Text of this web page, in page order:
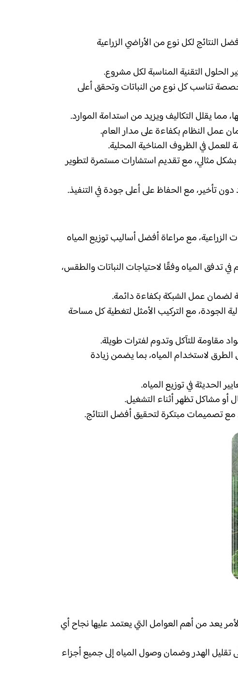
النتائج لكل نوع من الأراضي الزراعية
الحلول التقنية المناسبة لكل مشروع.
تناسب كل نوع من النباتات وتحقق أعلى
يقلل التكاليف ويزيد من استدامة الموارد.
عمل النظام بكفاءة على مدار العام.
في الظروف المناخية المحلية.
مثالي، مع تقديم استشارات مستمرة لتطوير
تأخير، مع الحفاظ على أعلى جودة في التنفيذ.
مع مراعاة أفضل أساليب توزيع المياه
تدفق المياه وفقًا لاحتياجات النباتات والطقس،
عمل الشبكة بكفاءة دائمة.
مع التركيب الأمثل لتغطية كل مساحة
مقاومة للتآكل وتدوم لفترات طويلة.
لاستخدام المياه، بما يضمن زيادة
الحديثة في توزيع المياه.
أو مشاكل تظهر أثناء التشغيل.
مع تصميمات مبتكرة لتحقيق أفضل النتائج.
يعد من أهم العوامل التي يعتمد عليها نجاح أي
تقليل الهدر وضمان وصول المياه إلى جميع أجزاء